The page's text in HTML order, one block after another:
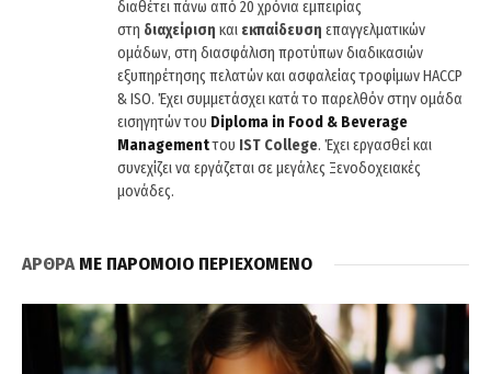
διαθέτει πάνω από 20 χρόνια εμπειρίας
στη διαχείριση και εκπαίδευση επαγγελματικών
ομάδων, στη διασφάλιση προτύπων διαδικασιών
εξυπηρέτησης πελατών και ασφαλείας τροφίμων HACCP
& ISO. Έχει συμμετάσχει κατά το παρελθόν στην ομάδα
εισηγητών του Diploma in Food & Beverage
Managementτου IST College. Έχει εργασθεί και
συνεχίζει να εργάζεται σε μεγάλες Ξενοδοχειακές
μονάδες.
ΑΡΘΡΑΜΕ ΠΑΡΟΜΟΙΟ ΠΕΡΙΕΧΟΜΕΝΟ